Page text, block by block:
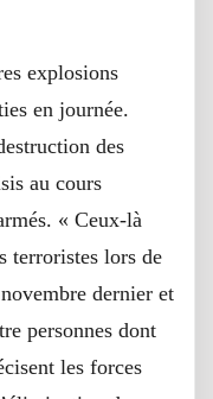
explosions
en journée.
des
au cours
« Ceux-là
terroristes lors de
dernier et
personnes dont
les forces